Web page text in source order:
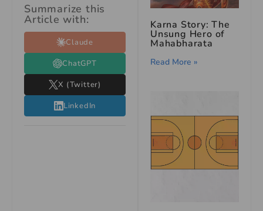
Summarize this
Article with:
Claude
ChatGPT
X (Twitter)
LinkedIn
Karna Story: The
Unsung Hero of
Mahabharata
Read More »